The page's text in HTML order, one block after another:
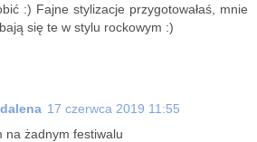
:) Fajne stylizacje przygotowałaś, mnie
się te w stylu rockowym :)
17 czerwca 2019 11:55
na żadnym festiwalu